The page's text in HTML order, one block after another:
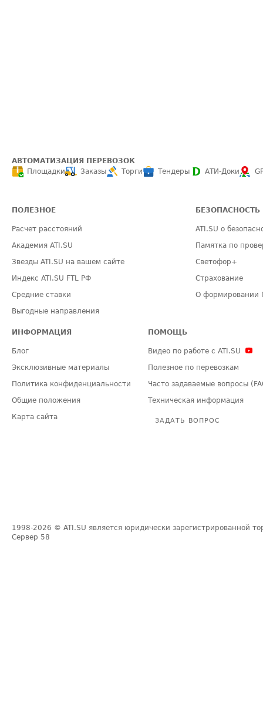
АВТОМАТИЗАЦИЯ ПЕРЕВОЗОК
Площадки
Заказы Торги Тендеры АТИ-Доки
ПОЛЕЗНОЕ
Расчет расстояний
Академия ATI.SU
Звезды ATI.SU на вашем сайте
Индекс ATI.SU FTL РФ
Средние ставки
Выгодные направления
БЕЗОПАСНОСТЬ
ATI.SU о
Памятка по
Светофор+
Страхование
О формировании
ИНФОРМАЦИЯ
Блог
Эксклюзивные материалы
Политика конфиденциальности
Общие положения
Карта сайта
ПОМОЩЬ
Видео по работе с ATI.SU
Полезное по перевозкам
Часто задаваемые вопросы
Техническая информация
ЗАДАТЬ ВОПРОС
1998-2026 © ATI.SU является юридически зарегистрированной
Сервер 58